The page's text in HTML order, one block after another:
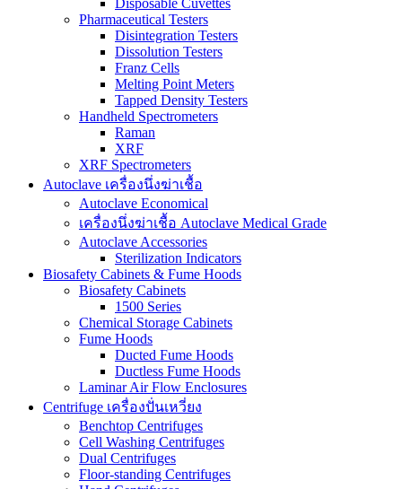
Disposable Cuvettes
Pharmaceutical Testers
Disintegration Testers
Dissolution Testers
Franz Cells
Melting Point Meters
Tapped Density Testers
Handheld Spectrometers
Raman
XRF
XRF Spectrometers
Autoclave เครื่องนึ่งฆ่าเชื้อ
Autoclave Economical
เครื่องนึ่งฆ่าเชื้อ Autoclave Medical Grade
Autoclave Accessories
Sterilization Indicators
Biosafety Cabinets & Fume Hoods
Biosafety Cabinets
1500 Series
Chemical Storage Cabinets
Fume Hoods
Ducted Fume Hoods
Ductless Fume Hoods
Laminar Air Flow Enclosures
Centrifuge เครื่องปั่นเหวี่ยง
Benchtop Centrifuges
Cell Washing Centrifuges
Dual Centrifuges
Floor-standing Centrifuges